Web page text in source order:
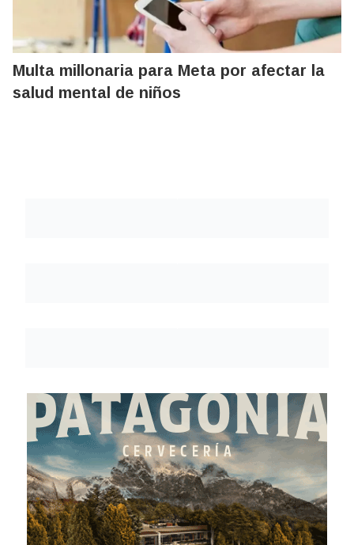
Multa millonaria para Meta por afectar la
salud mental de niños